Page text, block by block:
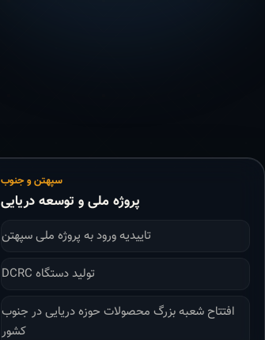
سپهتن و جنوب
پروژه ملی و توسعه دریایی
تاییدیه ورود به پروژه ملی سپهتن
تولید دستگاه DCRC
افتتاح شعبه بزرگ محصولات حوزه دریایی در جنوب
کشور